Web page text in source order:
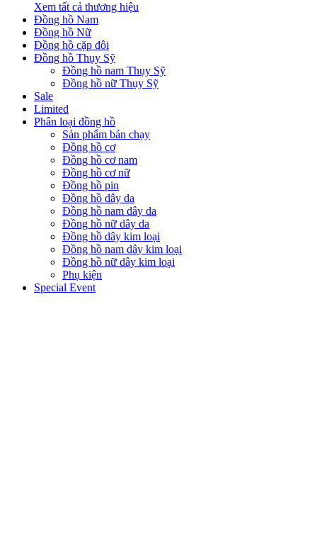
Xem tất cả thương hiệu
Đồng hồ Nam
Đồng hồ Nữ
Đồng hồ cặp đôi
Đồng hồ Thụy Sỹ
Đồng hồ nam Thụy Sỹ
Đồng hồ nữ Thụy Sỹ
Sale
Limited
Phân loại đồng hồ
Sản phẩm bán chạy
Đồng hồ cơ
Đồng hồ cơ nam
Đồng hồ cơ nữ
Đồng hồ pin
Đồng hồ dây da
Đồng hồ nam dây da
Đồng hồ nữ dây da
Đồng hồ dây kim loại
Đồng hồ nam dây kim loại
Đồng hồ nữ dây kim loại
Phụ kiện
Special Event